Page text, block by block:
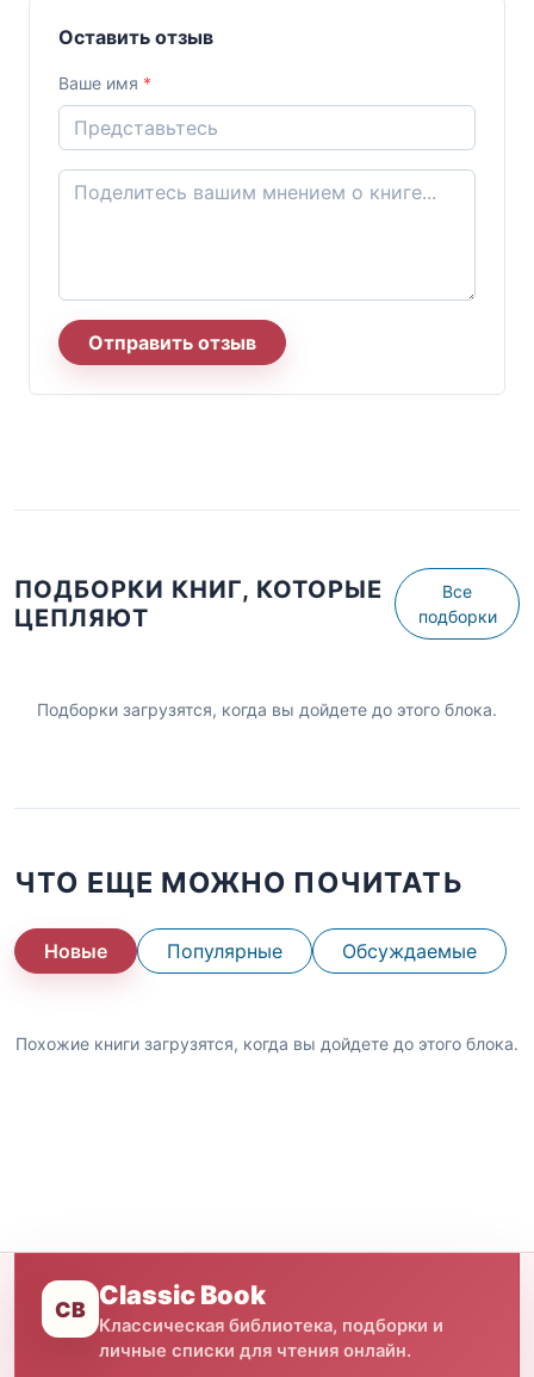
Оставить отзыв
Ваше имя *
Отправить отзыв
ПОДБОРКИ КНИГ, КОТОРЫЕ
ЦЕПЛЯЮТ
Все
подборки
Подборки загрузятся, когда вы дойдете до этого блока.
ЧТО ЕЩЕ МОЖНО ПОЧИТАТЬ
Новые Популярные Обсуждаемые
Похожие книги загрузятся, когда вы дойдете до этого блока.
CB Classic Book
Классическая библиотека, подборки и
личные списки для чтения онлайн.